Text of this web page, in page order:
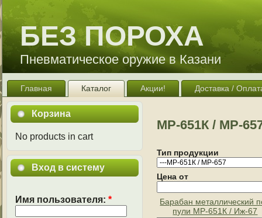
БЕЗ ПОРОХА
Пневматическое оружие в Казани
Главная Каталог Акции! Доставка /
Корзина
No products in cart
Вход в систему
Имя пользователя: *
МР-651К / МР-
Тип продукции
Цена от
Барабан металлический
пули МР-651К / Иж-67